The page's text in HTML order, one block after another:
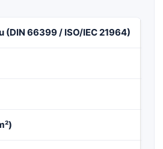
(DIN 66399 / ISO/IEC 21964)